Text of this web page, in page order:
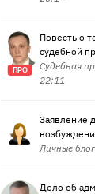
ПРО
Повесть о
судебной
Судебная
22:11
Заявление
Личные
Дело об